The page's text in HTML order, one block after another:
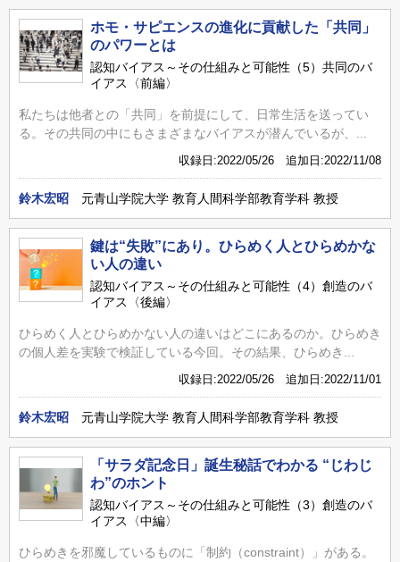
ホモ・サピエンスの進化に貢献した「共同」
のパワーとは
認知バイアス～その仕組みと可能性（5）共同のバ
イアス〈前編〉
私たちは他者との「共同」を前提にして、日常生活を送ってい
る。その共同の中にもさまざまなバイアスが潜んでいるが、...
収録日:2022/05/26 追加日:2022/11/08
鈴木宏昭 元青山学院大学 教育人間科学部教育学科 教授
鍵は“失敗”にあり。ひらめく人とひらめかな
い人の違い
認知バイアス～その仕組みと可能性（4）創造のバ
イアス〈後編〉
ひらめく人とひらめかない人の違いはどこにあるのか。ひらめき
の個人差を実験で検証している今回。その結果、ひらめき...
収録日:2022/05/26 追加日:2022/11/01
鈴木宏昭 元青山学院大学 教育人間科学部教育学科 教授
「サラダ記念日」誕生秘話でわかる “じわじ
わ”のホント
認知バイアス～その仕組みと可能性（3）創造のバ
イアス〈中編〉
ひらめきを邪魔しているものに「制約（constraint）」がある。